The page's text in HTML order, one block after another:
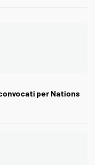
per Nations